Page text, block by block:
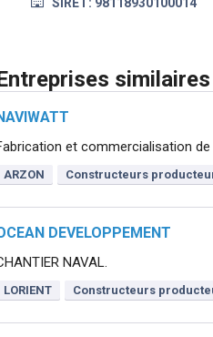
similaires
et commercialisation
ARZON Constructeurs
DEVELOPPEMENT
NAVAL.
LORIENT Constructeurs